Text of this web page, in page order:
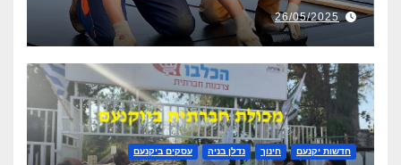
26/05/2025
חדשות יקנעם חינוך נדלן בניה עסקים ביקנעם